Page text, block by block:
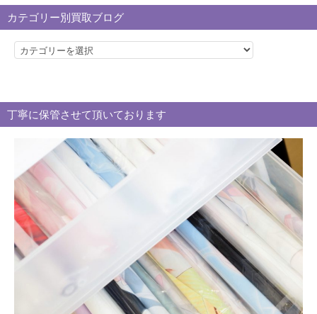
カテゴリー別買取ブログ
カ
リ
ー
ロ
グ
丁寧に保管させて頂いております